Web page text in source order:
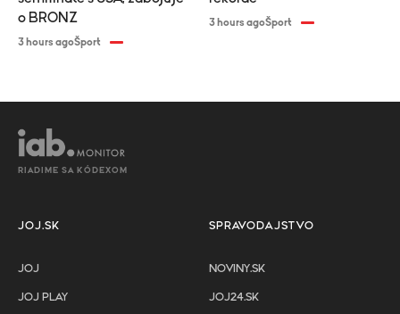
o BRONZ
3 hours agoŠport
3 hours agoŠport
RIADIME SA KÓDEXOM
JOJ.SK
JOJ
JOJ PLAY
SPRAVODAJSTVO
NOVINY.SK
JOJ24.SK